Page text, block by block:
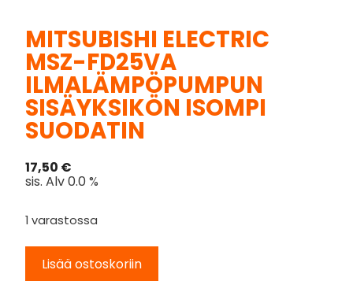
MITSUBISHI ELECTRIC
MSZ-FD25VA
ILMALÄMPÖPUMPUN
SISÄYKSIKÖN ISOMPI
SUODATIN
17,50 €
sis. Alv 0.0 %
1 varastossa
Lisää ostoskoriin